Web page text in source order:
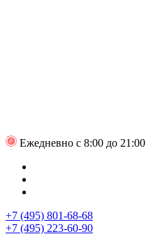
Ежедневно с 8:00 до 21:00
+7 (495) 801-68-68
+7 (495) 223-60-90